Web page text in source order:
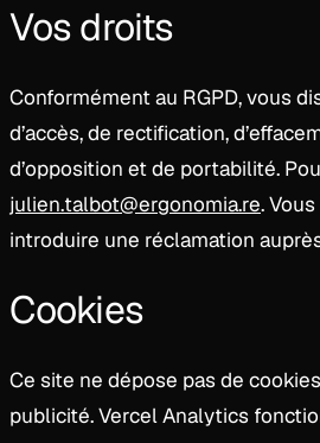
Vos droits
Conformément au RGPD, vous
d’accès, de rectification,
d’opposition et de portabilité.
julien.talbot@ergonomia.re.
introduire une réclamation
Cookies
Ce site ne dépose pas de
publicité. Vercel Analytics